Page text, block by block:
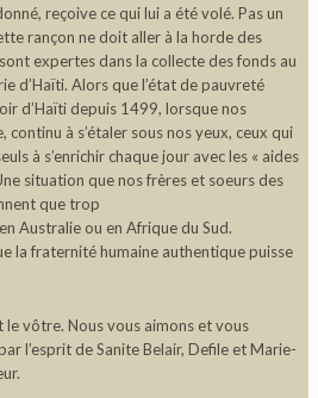
reçoive ce qui lui a été volé. Pas un
rançon ne doit aller à la horde des
expertes dans la collecte des fonds au
d’Haïti. Alors que l’état de pauvreté
d’Haïti depuis 1499, lorsque nos
continu à s’étaler sous nos yeux, ceux qui
à s’enrichir chaque jour avec les « aides
situation que nos frères et soeurs des
que trop
Australie ou en Afrique du Sud.
la fraternité humaine authentique puisse
le vôtre. Nous vous aimons et vous
l’esprit de Sanite Belair, Defile et Marie-